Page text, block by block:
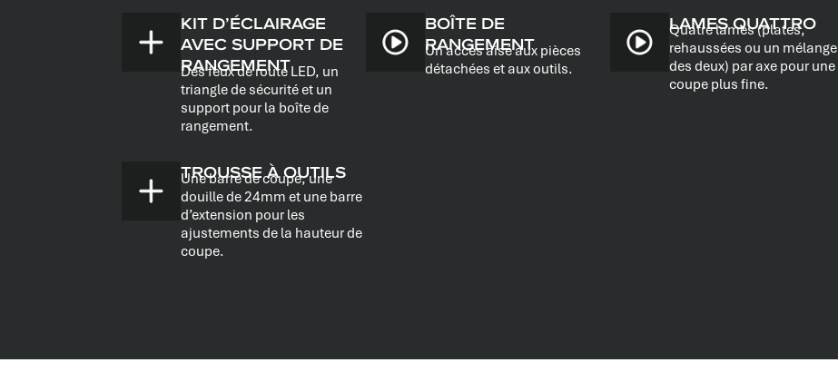
KIT D’ÉCLAIRAGE
AVEC SUPPORT DE
RANGEMENT
Des feux de route LED, un
triangle de sécurité et un
support pour la boîte de
rangement.
BOÎTE DE
RANGEMENT
Un accès aisé aux pièces
détachées et aux outils.
LAMES QUATTRO
Quatre lames (plates,
rehaussées ou un mélange
des deux) par axe pour une
coupe plus fine.
TROUSSE À OUTILS
Une barre de coupe, une
douille de 24mm et une barre
d’extension pour les
ajustements de la hauteur de
coupe.